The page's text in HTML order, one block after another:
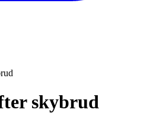
skybrud